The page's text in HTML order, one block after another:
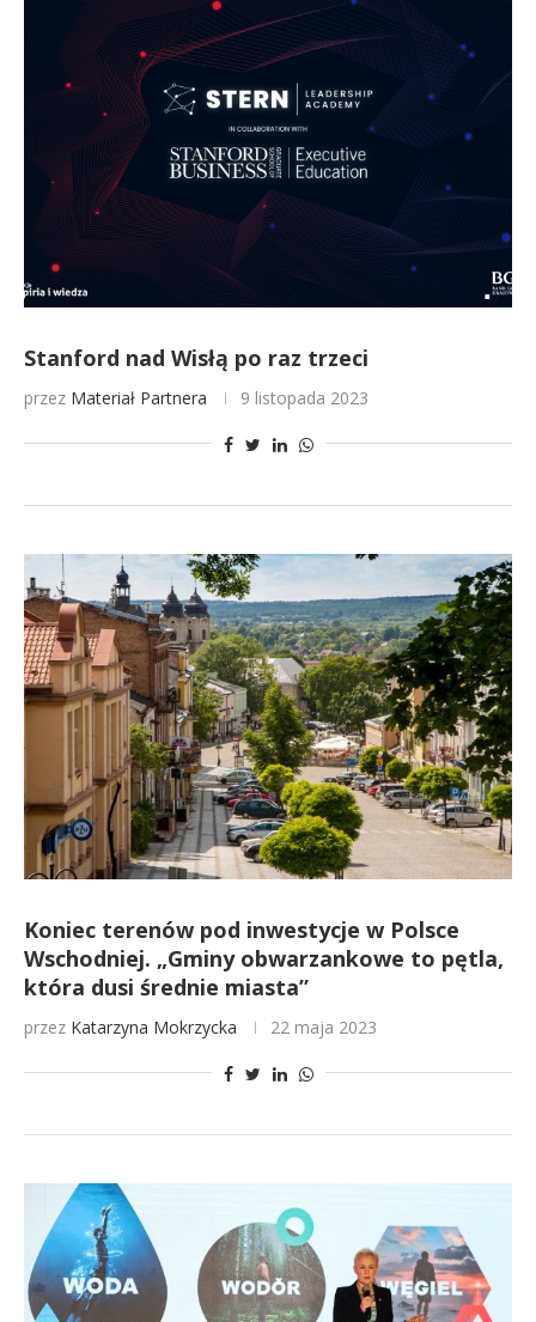
Stanford nad Wisłą po raz trzeci
przez Materiał Partnera 9 listopada 2023
Koniec terenów pod inwestycje w Polsce
Wschodniej. „Gminy obwarzankowe to pętla,
która dusi średnie miasta”
przez Katarzyna Mokrzycka 22 maja 2023